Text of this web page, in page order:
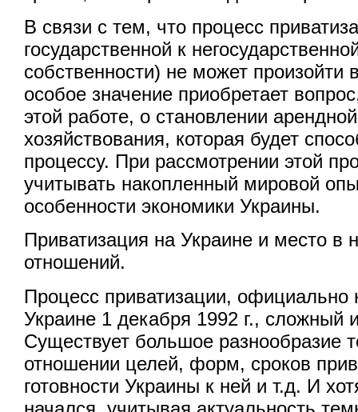
В связи с тем, что процесс
государственной к
собственности) не может произойти
особое значение приобретает
этой работе, о становлении
хозяйствования, которая будет
процессу. При рассмотрении этой
учитывать накопленный мировой
особенности экономики Украины.
Приватизация на Украине и место в
отношений.
Процесс приватизации, официально
Украине 1 декабря 1992 г., сложный
Существует большое разнообразие
отношении целей, форм, сроков
готовности Украины к ней и т.д. И